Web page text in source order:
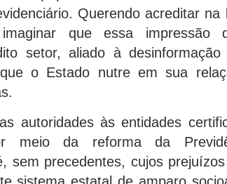
Querendo acreditar
que essa impressão
setor, aliado à
o Estado nutre em sua
autoridades às entidades
meio da reforma da
sem precedentes, cujos